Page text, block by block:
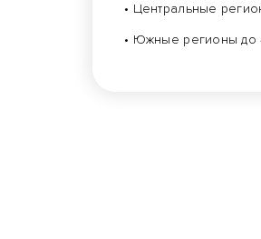
• Центральные
• Южные регионы до